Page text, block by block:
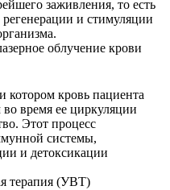
заживления, то есть
и стимуляции
облучение крови
котором кровь пациента
время ее циркуляции
Этот процесс
системы,
и детоксикации
терапия (УВТ)